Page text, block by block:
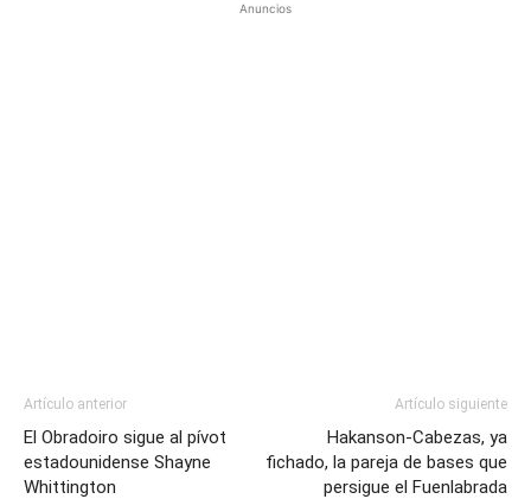
Anuncios
Artículo anterior
El Obradoiro sigue al pívot
estadounidense Shayne
Whittington
Artículo siguiente
Hakanson-Cabezas, ya
fichado, la pareja de bases que
persigue el Fuenlabrada